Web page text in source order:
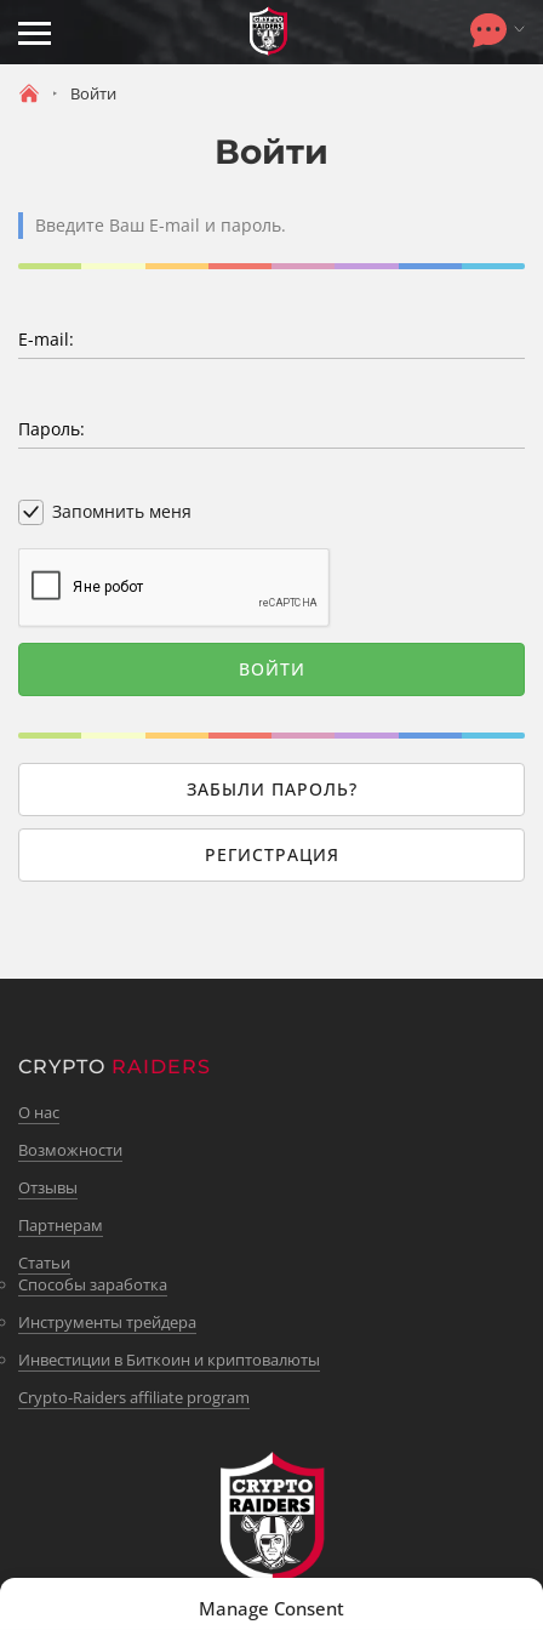
Manage Consent
Toggle
navigation
Войти
Войти
Введите Ваш E-mail и пароль.
E-mail:
Пароль:
Запомнить меня
ЗАБЫЛИ ПАРОЛЬ?
РЕГИСТРАЦИЯ
CRYPTO RAIDERS
О нас
Возможности
Отзывы
Партнерам
Статьи
Способы заработка
Инструменты трейдера
Инвестиции в Биткоин и криптовалюты
Crypto-Raiders affiliate program